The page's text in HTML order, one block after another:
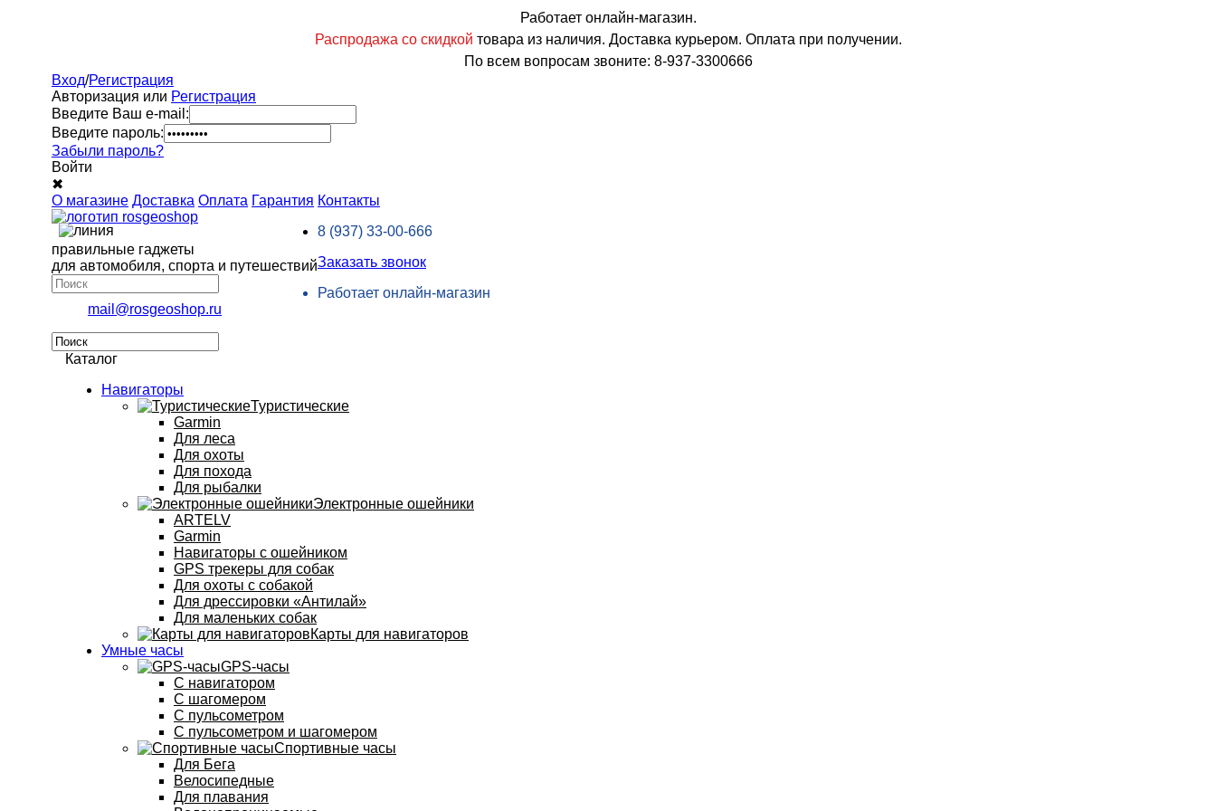
Работает онлайн-магазин.
Распродажа со скидкой товара из наличия. Доставка курьером. Оплата при получении.
По всем вопросам звоните: 8-937-3300666
Вход/Регистрация
Авторизация или Регистрация
Введите Ваш e-mail:
Введите пароль:
Забыли пароль?
Войти
✖
О магазине Доставка Оплата Гарантия Контакты
правильные гаджеты
для автомобиля, спорта и путешествий
8 (937) 33-00-666
Заказать звонок
Работает онлайн-магазин
mail@rosgeoshop.ru
Каталог
Навигаторы
Туристические
Garmin
Для леса
Для охоты
Для похода
Для рыбалки
Электронные ошейники
ARTELV
Garmin
Навигаторы с ошейником
GPS трекеры для собак
Для охоты с собакой
Для дрессировки «Антилай»
Для маленьких собак
Карты для навигаторов
Умные часы
GPS-часы
С навигатором
С шагомером
С пульсометром
С пульсометром и шагомером
Спортивные часы
Для Бега
Велосипедные
Для плавания